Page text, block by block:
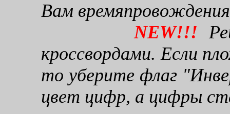
Вам
NEW!!!
кроссвордами. Если
то уберите флаг
цвет цифр, а цифры